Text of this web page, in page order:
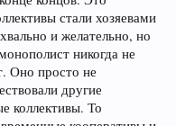
стали хозяевами
и желательно, но
никогда не
Оно просто не
другие
коллективы. То